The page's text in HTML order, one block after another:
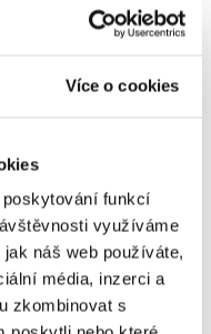
Více o cookies
funkcí
využíváme
náš web používáte,
média, inzerci a
zkombinovat s
mimo jiné s Kanadou,
kvalitní hokej a
nabídne nejen
pro fanoušky v